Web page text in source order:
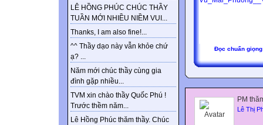
LÊ HỒNG PHÚC CHÚC THẦY
TUẦN MỚI NHIỀU NIỀM VUI...
Thanks, I am also fine!...
^^ Thầy dạo này vẫn khỏe chứ
ạ? ...
Năm mới chúc thầy cùng gia
đình gặp nhiều...
TVM xin chào thầy Quốc Phú !
Trước thềm năm...
Lê Hồng Phúc thăm thầy. Chúc
Đọc chuẩn giọng
PM
Lê Thị